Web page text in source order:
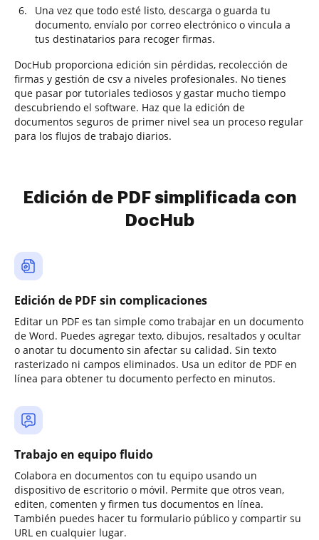
Una vez que todo esté listo, descarga o guarda tu
documento, envíalo por correo electrónico o vincula a
tus destinatarios para recoger firmas.
DocHub proporciona edición sin pérdidas, recolección de
firmas y gestión de csv a niveles profesionales. No tienes
que pasar por tutoriales tediosos y gastar mucho tiempo
descubriendo el software. Haz que la edición de
documentos seguros de primer nivel sea un proceso regular
para los flujos de trabajo diarios.
Edición de PDF simplificada con
DocHub
Edición de PDF sin complicaciones
Editar un PDF es tan simple como trabajar en un documento
de Word. Puedes agregar texto, dibujos, resaltados y ocultar
o anotar tu documento sin afectar su calidad. Sin texto
rasterizado ni campos eliminados. Usa un editor de PDF en
línea para obtener tu documento perfecto en minutos.
Trabajo en equipo fluido
Colabora en documentos con tu equipo usando un
dispositivo de escritorio o móvil. Permite que otros vean,
editen, comenten y firmen tus documentos en línea.
También puedes hacer tu formulario público y compartir su
URL en cualquier lugar.